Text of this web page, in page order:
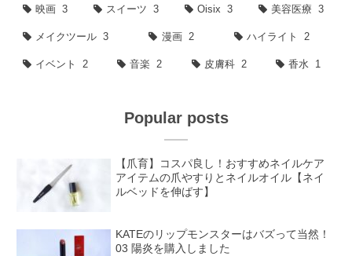
映画 3 スイーツ 3 Oisix 3 美容医療 3
メイクツール 3 漫画 2 ハイライト 2
イベント 2 音楽 2 皮膚科 2 香水 1
Popular posts
【爪育】コスパ良し！おすすめネイルケア
アイテムの爪やすりとネイルオイル【ネイ
ルベッドを伸ばす】
KATEのリップモンスターはバズって当然！
03 陽炎を購入しました